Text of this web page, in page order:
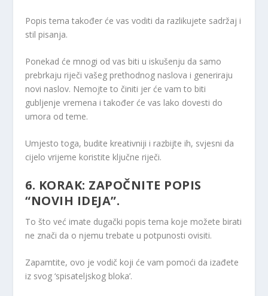
Popis tema također će vas voditi da razlikujete sadržaj i
stil pisanja.
Ponekad će mnogi od vas biti u iskušenju da samo
prebrkaju riječi vašeg prethodnog naslova i generiraju
novi naslov. Nemojte to činiti jer će vam to biti
gubljenje vremena i također će vas lako dovesti do
umora od teme.
Umjesto toga, budite kreativniji i razbijte ih, svjesni da
cijelo vrijeme koristite ključne riječi.
6. KORAK: ZAPOČNITE POPIS
“NOVIH IDEJA”.
To što već imate dugački popis tema koje možete birati
ne znači da o njemu trebate u potpunosti ovisiti.
Zapamtite, ovo je vodič koji će vam pomoći da izađete
iz svog ‘spisateljskog bloka’.